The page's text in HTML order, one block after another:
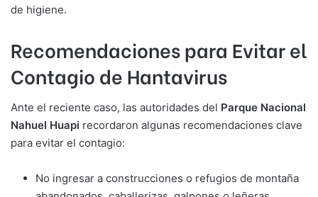
de higiene.
Recomendaciones para Evitar el
Contagio de Hantavirus
Ante el reciente caso, las autoridades del Parque Nacional
Nahuel Huapi recordaron algunas recomendaciones clave
para evitar el contagio:
No ingresar a construcciones o refugios de montaña